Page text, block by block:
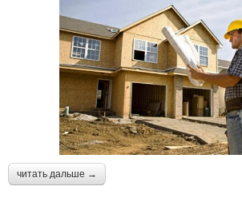
читать дальше →